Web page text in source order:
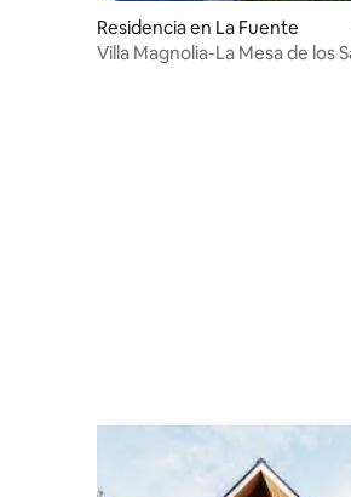
Residencia en La Fuente
Villa Magnolia-La Mesa de los